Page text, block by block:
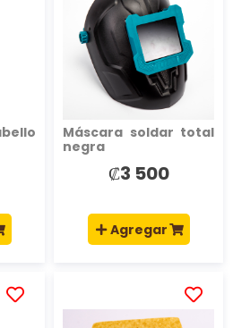
LA
LISTA
DE
DESEOS
Máscara soldar total
negra
₡3 500
Agregar